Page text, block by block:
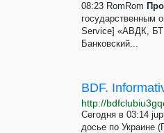
08:23 RomRom
государственным
Service] «АВДК,
Банковский...
BDF.
http://
Сегодня в 03:14
досье по Украине